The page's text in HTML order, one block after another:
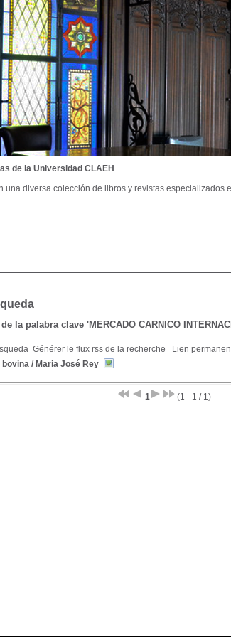
la palabra clave 'MERCADO CARNICO
Générer le flux rss de la recherche Lien
bovina/ Maria José Rey
1 (1 - 1 / 1)
de la Universidad CLAEH
una diversa colección de libros y revistas especializados